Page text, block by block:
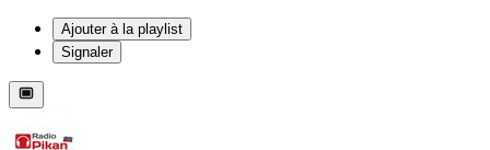
Ajouter à la playlist
Signaler